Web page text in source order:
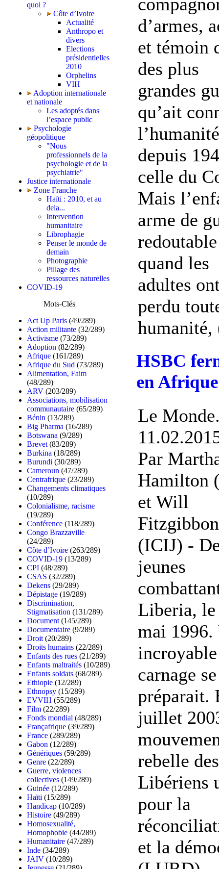
quoi ?
Côte d’Ivoire
Actualité
Anthropo et
divers
Elections
présidentielles
2010
Orphelins
VIH
Adoption internationale
et nationale
Les adoptés dans
l’espace public
Psychologie
géopolitique
"Nous
professionnels de la
psychologie et de la
psychiatrie"
Justice internationale
Zone Franche
Haïti : 2010, et au
dela...
Intervention
humanitaire
Librophagie
Penser le monde de
demain
Photographie
Pillage des
ressources naturelles
COVID-19
Mots-Clés
Act Up Paris (49/289)
Action militante (32/289)
Activisme (73/289)
Adoption (82/289)
Afrique (161/289)
Afrique du Sud (73/289)
Alimentation, Faim
(48/289)
ARV (203/289)
Associations, mobilisation
communautaire (65/289)
Bénin (13/289)
Big Pharma (16/289)
Botswana (9/289)
Brevet (83/289)
Burkina (18/289)
Burundi (30/289)
Cameroun (47/289)
Centrafrique (23/289)
Changements climatiques
(10/289)
Colonialisme, racisme
(19/289)
Conférence (118/289)
Congo Brazzaville
(24/289)
Côte d’Ivoire (263/289)
COVID-19 (13/289)
CPI (48/289)
CSAS (32/289)
Dekens (29/289)
Dépistage (19/289)
Discrimination,
Stigmatisation (131/289)
Document (145/289)
Documentaire (9/289)
Droit (20/289)
Droits humains (22/289)
Enfants des rues (21/289)
Enfants maltraités (10/289)
Enfants soldats (68/289)
Ethiopie (12/289)
Ethnopsy (15/289)
EVVIH (55/289)
Film (22/289)
Fonds mondial (48/289)
Françafrique (39/289)
France (289/289)
Gabon (12/289)
Génériques (59/289)
Genre (22/289)
Guerre, violences
collectives (149/289)
Guinée (12/289)
Haïti (15/289)
Handicap (10/289)
Histoire (49/289)
Homosexualité,
Homophobie (44/289)
Humanitaire (47/289)
Inde (34/289)
JAIV (10/289)
d’armes,
et témoin
des plus
grandes
qu’ait
l’humanité
depuis
celle du
Mais
arme de
redoutable
quand les
adultes
perdu
humanité,
HSBC
en Afrique
Le
Par
Hamilton
et Will
Fitzgibbon
(ICIJ) -
jeunes
Liberia, le
mai 1996.
incroyable
carnage se
préparait.
juillet
rebelle des
Libériens
pour la
et la